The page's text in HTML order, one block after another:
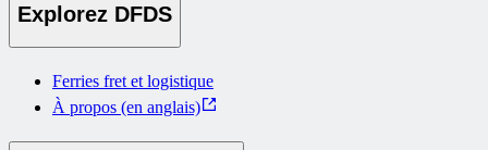
Explorez DFDS
Ferries fret et logistique
À propos (en anglais)